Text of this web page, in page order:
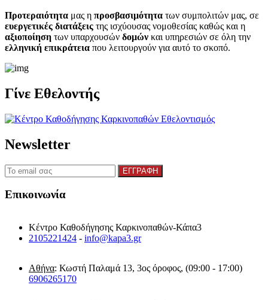
Προτεραιότητα μας η προσβασιμότητα των συμπολιτών μας, σε
ευεργετικές διατάξεις της ισχύουσας νομοθεσίας καθώς και η
αξιοποίηση των υπαρχουσών δομών και υπηρεσιών σε όλη την
ελληνική επικράτεια που λειτουργούν για αυτό το σκοπό.​
Γίνε Εθελοντής
Newsletter
Επικοινωνία
Κέντρο Καθοδήγησης Καρκινοπαθών-Κάπα3
2105221424 - info@kapa3.gr
Αθήνα: Κωστή Παλαμά 13, 3ος όροφος, (09:00 - 17:00)
6906265170